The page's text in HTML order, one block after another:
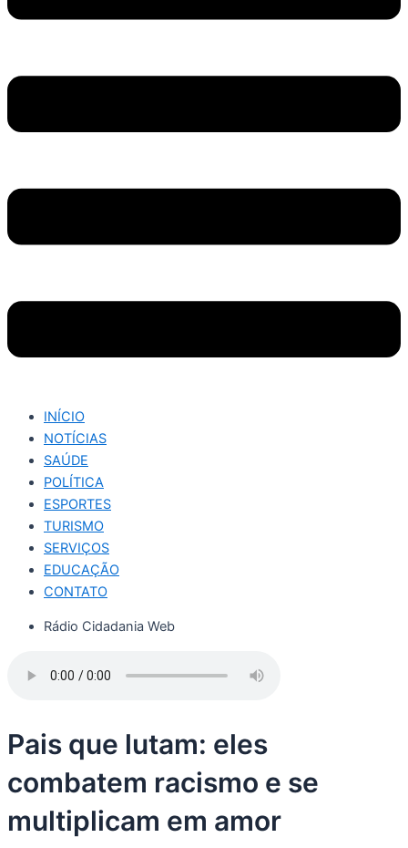
INÍCIO
NOTÍCIAS
SAÚDE
POLÍTICA
ESPORTES
TURISMO
SERVIÇOS
EDUCAÇÃO
CONTATO
Rádio Cidadania Web
Pais que lutam: eles
combatem racismo e se
multiplicam em amor